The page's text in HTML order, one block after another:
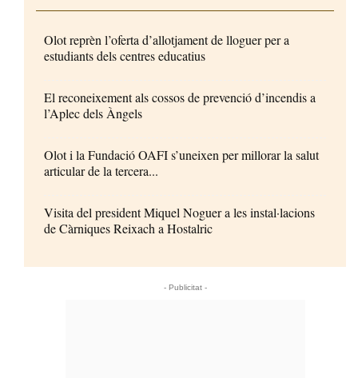
Olot reprèn l’oferta d’allotjament de lloguer per a
estudiants dels centres educatius
El reconeixement als cossos de prevenció d’incendis a
l’Aplec dels Àngels
Olot i la Fundació OAFI s’uneixen per millorar la salut
articular de la tercera...
Visita del president Miquel Noguer a les instal·lacions
de Càrniques Reixach a Hostalric
- Publicitat -